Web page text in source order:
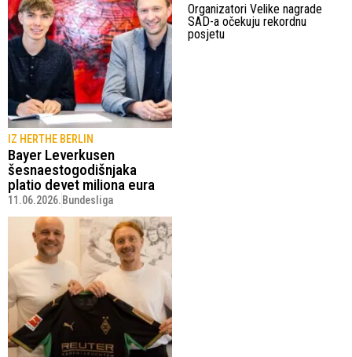
IZ HERTHE BERLIN
Bayer Leverkusen
šesnaestogodišnjaka
platio devet miliona eura
11.06.2026. Bundesliga
Organizatori Velike nagrade
SAD-a očekuju rekordnu
posjetu